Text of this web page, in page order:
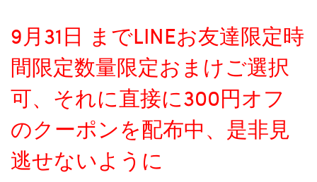
9月31日 までLINEお友達限定時
間限定数量限定おまけご選択
可、それに直接に300円オフ
のクーポンを配布中、是非見
逃せないように